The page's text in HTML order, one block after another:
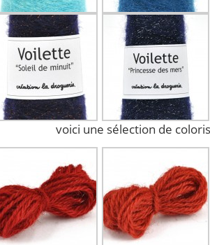
voici une sélection de coloris